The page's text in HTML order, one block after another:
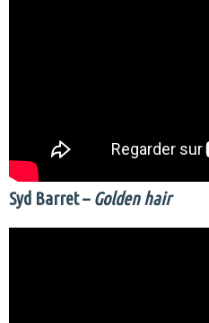
Syd Barret –Golden hair